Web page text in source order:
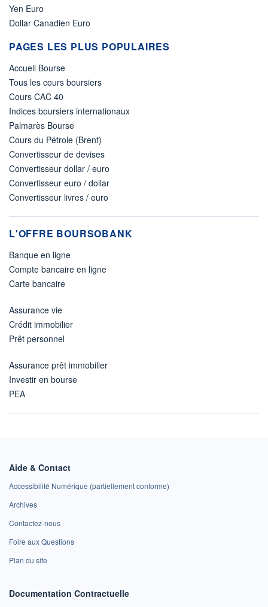
Yen Euro
Dollar Canadien Euro
PAGES LES PLUS POPULAIRES
Accueil Bourse
Tous les cours boursiers
Cours CAC 40
Indices boursiers internationaux
Palmarès Bourse
Cours du Pétrole (Brent)
Convertisseur de devises
Convertisseur dollar / euro
Convertisseur euro / dollar
Convertisseur livres / euro
L'OFFRE BOURSOBANK
Banque en ligne
Compte bancaire en ligne
Carte bancaire
Assurance vie
Crédit immobilier
Prêt personnel
Assurance prêt immobilier
Investir en bourse
PEA
Aide & Contact
Accessibilité Numérique (partiellement conforme)
Archives
Contactez-nous
Foire aux Questions
Plan du site
Documentation Contractuelle